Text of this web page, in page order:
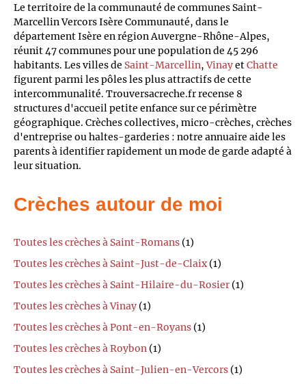
Le territoire de la communauté de communes Saint-
Marcellin Vercors Isère Communauté, dans le
département Isère en région Auvergne-Rhône-Alpes,
réunit 47 communes pour une population de 45 296
habitants. Les villes de Saint-Marcellin,VinayetChatte
figurent parmi les pôles les plus attractifs de cette
intercommunalité. Trouversacreche.fr recense 8
structures d'accueil petite enfance sur ce périmètre
géographique. Crèches collectives, micro-crèches, crèches
d'entreprise ou haltes-garderies : notre annuaire aide les
parents à identifier rapidement un mode de garde adapté à
leur situation.
Crèches autour de moi
Toutes les crèches à Saint-Romans (1)
Toutes les crèches à Saint-Just-de-Claix(1)
Toutes les crèches à Saint-Hilaire-du-Rosier (1)
Toutes les crèches à Vinay (1)
Toutes les crèches à Pont-en-Royans (1)
Toutes les crèches à Roybon (1)
Toutes les crèches à Saint-Julien-en-Vercors (1)